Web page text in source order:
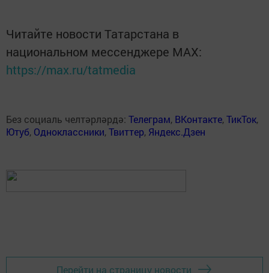
Читайте новости Татарстана в
национальном мессенджере MАХ:
https://max.ru/tatmedia
Без социаль челтәрләрдә: Телеграм, ВКонтакте,ТикТок,
Ютуб, Одноклассники,Твиттер, Яндекс.Дзен
Перейти на страницу новости